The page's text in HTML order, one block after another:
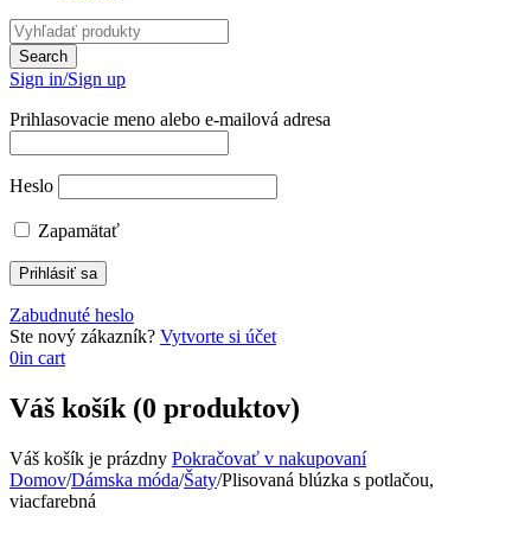
Sign in/Sign up
Prihlasovacie meno alebo e-mailová adresa
Heslo
Zapamätať
Zabudnuté heslo
Ste nový zákazník? Vytvorte si účet
0in cart
Váš košík (0 produktov)
Váš košík je prázdny Pokračovať v nakupovaní
Domov/Dámska móda/Šaty/Plisovaná blúzka s potlačou,
viacfarebná